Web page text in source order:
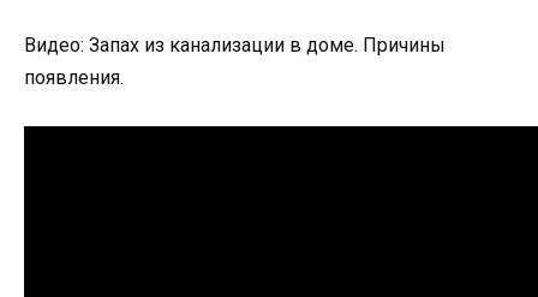
Видео: Запах из канализации в доме. Причины
появления.